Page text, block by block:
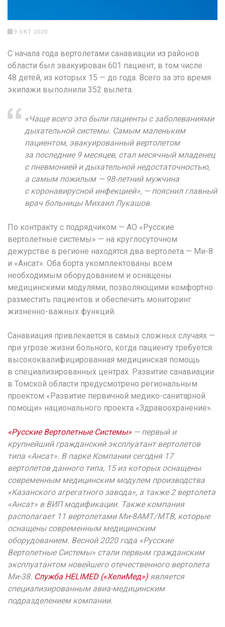
9 ОКТ 2020
С начала года вертолетами санавиации из районов
области был эвакуирован 601 пациент, в том числе
48 детей, из которых 15 — до года. Всего за это время
экипажи выполнили 352 вылета.
«Чаще всего это были пациенты с заболеваниями
дыхательной системы. Самым маленьким
пациентом, эвакуированный вертолетом
за последние 9 месяцев, стал месячный младенец
с пневмонией и дыхательной недостаточностью,
а самым пожилым — 98-летний мужчина
с коронавирусной инфекцией», — пояснил главный
врач больницы Михаил Лукашов.
По контракту с подрядчиком — АО «Русские
вертолетные системы» — на круглосуточном
дежурстве в регионе находятся два вертолета — Ми-8
и «Ансат». Оба борта укомплектованы всем
необходимым оборудованием и оснащены
медицинскими модулями, позволяющими комфортно
разместить пациентов и обеспечить мониторинг
жизненно-важных функций.
Санавиация привлекается в самых сложных случаях —
при угрозе жизни больного, когда пациенту требуется
высококвалифицированная медицинская помощь
в специализированных центрах. Развитие санавиации
в Томской области предусмотрено региональным
проектом «Развитие первичной медико-санитарной
помощи» национального проекта «Здравоохранение».
«Русские Вертолетные Системы» — первый и
крупнейший гражданский эксплуатант вертолетов
типа «Ансат». В парке Компании сегодня 17
вертолетов данного типа, 15 из которых оснащены
современным медицинским модулем производства
«Казанского агрегатного завода», а также 2 вертолета
«Ансат» в ВИП модификации. Также компания
располагает 11 вертолетами Ми-8АМТ/МТВ, которые
оснащены современным медицинским
оборудованием. Весной 2020 года «Русские
Вертолетные Системы» стали первым гражданским
эксплуатантом новейшего отечественного вертолета
Ми-38. Служба HELIMED («ХелиМед») является
специализированным авиа-медицинским
подразделением компании.